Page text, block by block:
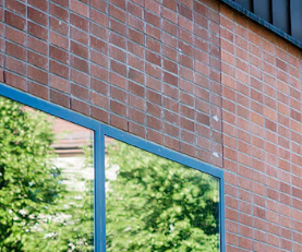
og arrangementer
arrangementer